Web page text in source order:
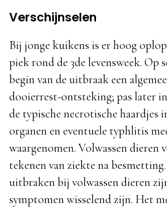
Verschijnselen
Bij jonge kuikens is er hoog
piek rond de 3de levensweek. Op
begin van de uitbraak een
dooierrest-ontsteking; pas later
de typische necrotische haardjes
organen en eventuele typhlitis
waargenomen. Volwassen dieren
tekenen van ziekte na
uitbraken bij volwassen dieren
symptomen wisselend zijn. Het